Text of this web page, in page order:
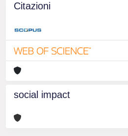
Citazioni
social impact